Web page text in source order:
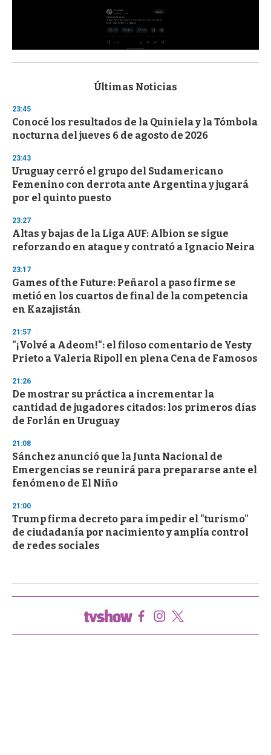
s
d
s
o
f
3
s
e
c
o
d
s
Últimas Noticias
23:45
Conocé los resultados de la Quiniela y la Tómbola
nocturna del jueves 6 de agosto de 2026
23:43
Uruguay cerró el grupo del Sudamericano
Femenino con derrota ante Argentina y jugará
por el quinto puesto
23:27
Altas y bajas de la Liga AUF: Albion se sigue
reforzando en ataque y contrató a Ignacio Neira
23:17
Games of the Future: Peñarol a paso firme se
metió en los cuartos de final de la competencia
en Kazajistán
21:57
"¡Volvé a Adeom!": el filoso comentario de Yesty
Prieto a Valeria Ripoll en plena Cena de Famosos
21:26
De mostrar su práctica a incrementar la
cantidad de jugadores citados: los primeros días
de Forlán en Uruguay
21:08
Sánchez anunció que la Junta Nacional de
Emergencias se reunirá para prepararse ante el
fenómeno de El Niño
21:00
Trump firma decreto para impedir el "turismo"
de ciudadanía por nacimiento y amplía control
de redes sociales